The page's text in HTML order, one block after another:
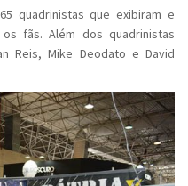
quadrinistas que exibiram e
fãs. Além dos quadrinistas
Reis, Mike Deodato e David